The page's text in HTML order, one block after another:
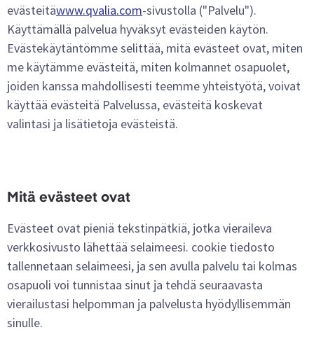
evästeitäwww.qvalia.com-sivustolla ("Palvelu").
Käyttämällä palvelua hyväksyt evästeiden käytön.
Evästekäytäntömme selittää, mitä evästeet ovat, miten
me käytämme evästeitä, miten kolmannet osapuolet,
joiden kanssa mahdollisesti teemme yhteistyötä, voivat
käyttää evästeitä Palvelussa, evästeitä koskevat
valintasi ja lisätietoja evästeistä.
Mitä evästeet ovat
Evästeet ovat pieniä tekstinpätkiä, jotka vieraileva
verkkosivusto lähettää selaimeesi. cookie tiedosto
tallennetaan selaimeesi, ja sen avulla palvelu tai kolmas
osapuoli voi tunnistaa sinut ja tehdä seuraavasta
vierailustasi helpomman ja palvelusta hyödyllisemmän
sinulle.